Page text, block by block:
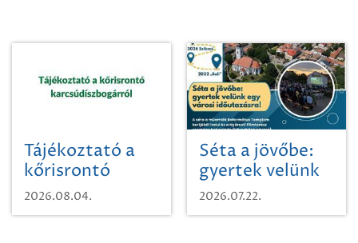
Tájékoztató a
kőrisrontó
karcsúdíszbogárról
2026.08.04.
Séta a jövőbe:
gyertek velünk
egy városi
időutazásra!
2026.07.22.